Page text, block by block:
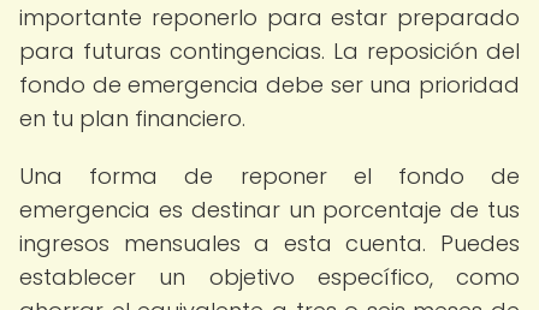
importante reponerlo para estar preparado
para futuras contingencias. La reposición del
fondo de emergencia debe ser una prioridad
en tu plan financiero.
Una forma de reponer el fondo de
emergencia es destinar un porcentaje de tus
ingresos mensuales a esta cuenta. Puedes
establecer un objetivo específico, como